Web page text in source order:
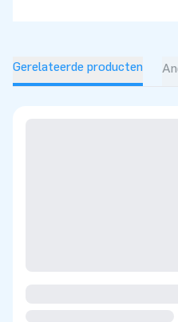
Gerelateerde producten